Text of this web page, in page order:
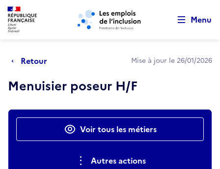
Aller au menu principal Aller au contenu principal
Menu
Retour Mise à jour le 26/01/2026
Menuisier poseur H/F
Actions rapidesVoir tous les métiers
Autres actions
Retour au début de la page
Panneau de gestion des cookies